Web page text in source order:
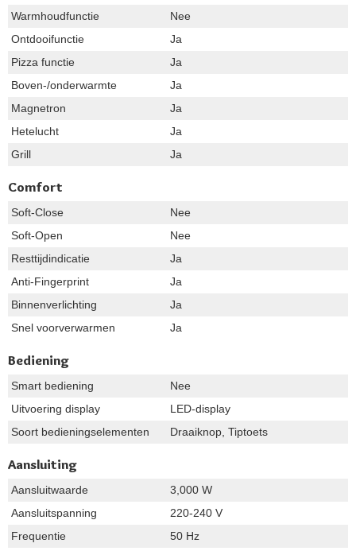
Warmhoudfunctie
Nee
Ontdooifunctie
Ja
Pizza functie
Ja
Boven-/onderwarmte
Ja
Magnetron
Ja
Hetelucht
Ja
Grill
Ja
Comfort
Soft-Close
Nee
Soft-Open
Nee
Resttijdindicatie
Ja
Anti-Fingerprint
Ja
Binnenverlichting
Ja
Snel voorverwarmen
Ja
Bediening
Smart bediening
Nee
Uitvoering display
LED-display
Soort bedieningselementen
Draaiknop, Tiptoets
Aansluiting
Aansluitwaarde
3,000 W
Aansluitspanning
220-240 V
Frequentie
50 Hz